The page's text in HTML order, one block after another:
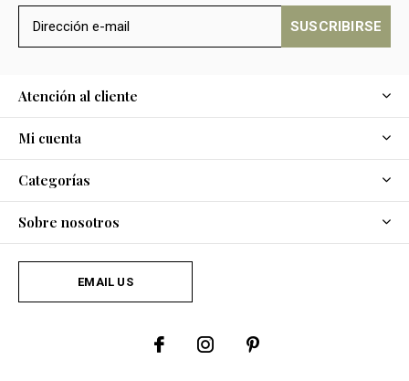
SUSCRIBIRSE
Atención al cliente
Mi cuenta
Categorías
Sobre nosotros
EMAIL US